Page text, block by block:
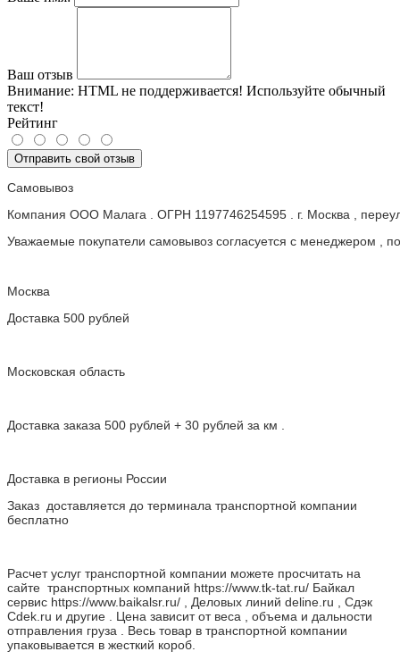
Ваш отзыв
Внимание: HTML не поддерживается! Используйте обычный
текст!
Рейтинг
Отправить свой отзыв
Самовывоз
Компания ООО Малага . ОГРН 1197746254595 . г. Москва ,
Уважаемые покупатели самовывоз согласуется с менеджером ,
Москва
Доставка 500 рублей
Московская область
Доставка заказа 500 рублей + 30 рублей за км .
Доставка в регионы России
Заказ доставляется до терминала транспортной компании
бесплатно
Расчет услуг транспортной компании можете просчитать на
сайте транспортных компаний https://www.tk-tat.ru/ Байкал
сервис https://www.baikalsr.ru/ , Деловых линий deline.ru , Сдэк
Cdek.ru и другие . Цена зависит от веса , объема и дальности
отправления груза . Весь товар в транспортной компании
упаковывается в жесткий короб.